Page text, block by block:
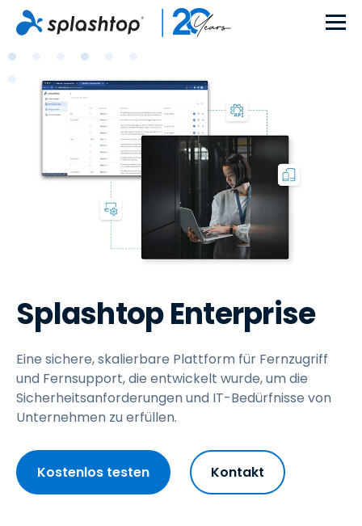
Splashtop Enterprise
Eine sichere, skalierbare Plattform für Fernzugriff
und Fernsupport, die entwickelt wurde, um die
Sicherheitsanforderungen und IT-Bedürfnisse von
Unternehmen zu erfüllen.
Kostenlos testen Kontakt